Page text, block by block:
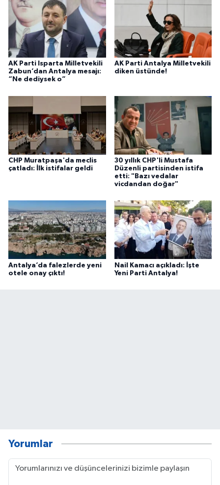
AK Parti Isparta Milletvekili
Zabun’dan Antalya mesajı:
“Ne dediysek o”
AK Parti Antalya Milletvekili
diken üstünde!
CHP Muratpaşa'da meclis
çatladı: İlk istifalar geldi
30 yıllık CHP'li Mustafa
Düzenli partisinden istifa
etti: "Bazı vedalar
vicdandan doğar"
Antalya’da falezlerde yeni
otele onay çıktı!
Nail Kamacı açıkladı: İşte
Yeni Parti Antalya!
Yorumlar